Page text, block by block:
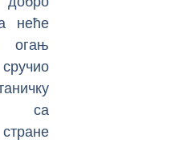
неће
огањ
са